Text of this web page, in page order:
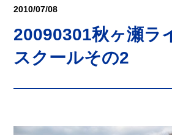
2010/07/08
20090301秋ヶ瀬ラ
スクールその2